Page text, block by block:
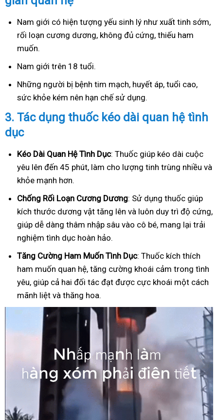
Nam giới có hiện tượng yếu sinh lý như xuất tinh sớm,
rối loạn cương dương, không đủ cứng, thiếu ham
muốn.
Nam giới trên 18 tuổi.
Những người bị bệnh tim mạch, huyết áp, tuổi cao,
sức khỏe kém nên hạn chế sử dụng.
3. Tác dụng thuốc kéo dài quan hệ tình
dục
Kéo Dài Quan Hệ Tình Dục: Thuốc giúp kéo dài cuộc
yêu lên đến 45 phút, làm cho lượng tinh trùng nhiều và
khỏe mạnh hơn.
Chống Rối Loạn Cương Dương: Sử dụng thuốc giúp
kích thước dương vật tăng lên và luôn duy trì độ cứng,
giúp dễ dàng thâm nhập sâu vào cô bé, mang lại trải
nghiệm tình dục hoàn hảo.
Tăng Cường Ham Muốn Tình Dục: Thuốc kích thích
ham muốn quan hệ, tăng cường khoái cảm trong tình
yêu, giúp cả hai đối tác đạt được cực khoái một cách
mãnh liệt và thăng hoa.